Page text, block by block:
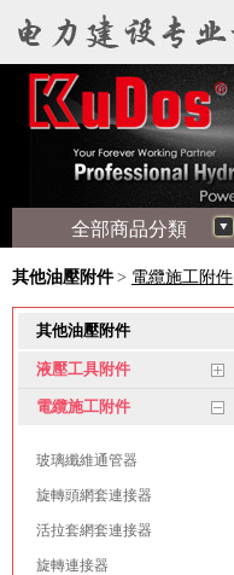
全部商品分類
其他油壓附件 > 電纜施工附件
其他油壓附件
液壓工具附件
電纜施工附件
玻璃纖維通管器
旋轉頭網套連接器
活拉套網套連接器
旋轉連接器